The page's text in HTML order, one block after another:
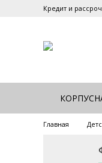
Кредит и
Главная